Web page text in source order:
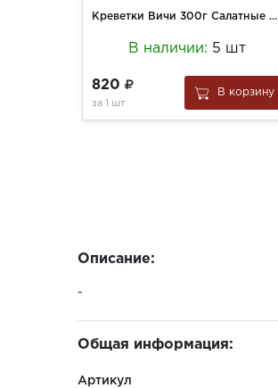
Креветки Вичи 300г Салатные в/м 300+
В наличии: 5 шт
820
за 1 шт
В корзину
Описание:
-
Общая информация:
Артикул